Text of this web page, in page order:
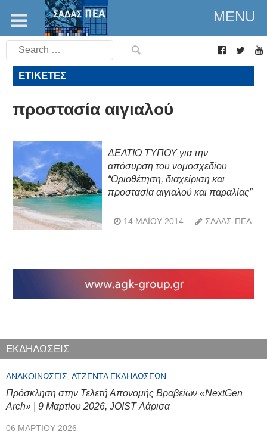
MENU
Search
for:
ΕΤΙΚΈΤΕΣ
προστασία αιγιαλού
ΔΕΛΤΙΟ ΤΥΠΟΥ για την
απόσυρση του νομοσχεδίου
“Οριοθέτηση, διαχείριση και
προστασία αιγιαλού και παραλίας”
14 ΜΑΪ́ΟΥ 2014 ΣΑΔΑΣ-ΠΕΑ
ΕΚΔΗΛΩΣΕΙΣ
ΑΝΑΚΟΙΝΏΣΕΙΣ, ΑΤΖΈΝΤΑ ΕΚΔΗΛΏΣΕΩΝ
Πρόσκληση στην Τελετή Απονομής Βραβείων «NextGen
Arch» | 9 Μαρτίου 2026, JOIST Λάρισα
06 ΜΑΡΤΊΟΥ 2026